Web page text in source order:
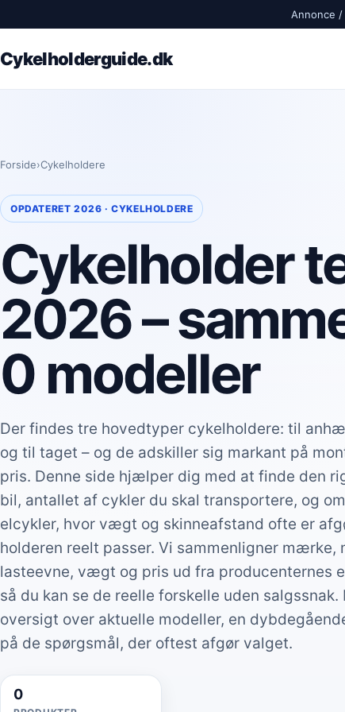
Annonce /
Cykelholderguide.dk
Forside›Cykelholdere
OPDATERET 2026 · CYKELHOLDERE
Cykelholder
2026 –
0 modeller
Der findes tre hovedtyper cykelholdere: til
og til taget – og de adskiller sig markant på
pris. Denne side hjælper dig med at finde den
bil, antallet af cykler du skal transportere, og
elcykler, hvor vægt og skinneafstand ofte er
holderen reelt passer. Vi sammenligner mærke,
lasteevne, vægt og pris ud fra producenternes
så du kan se de reelle forskelle uden
oversigt over aktuelle modeller, en
på de spørgsmål, der oftest afgør valget.
0